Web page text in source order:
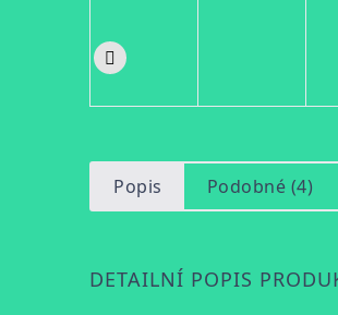
Popis Podobné (4)
DETAILNÍ POPIS